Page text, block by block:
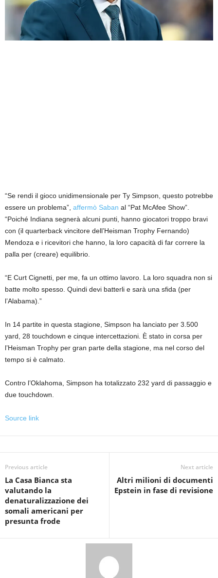
“Se rendi il gioco unidimensionale per Ty Simpson, questo potrebbe
essere un problema”, affermò Saban al “Pat McAfee Show”.
“Poiché Indiana segnerà alcuni punti, hanno giocatori troppo bravi
con (il quarterback vincitore dell’Heisman Trophy Fernando)
Mendoza e i ricevitori che hanno, la loro capacità di far correre la
palla per (creare) equilibrio.
“E Curt Cignetti, per me, fa un ottimo lavoro. La loro squadra non si
batte molto spesso. Quindi devi batterli e sarà una sfida (per
l’Alabama).”
In 14 partite in questa stagione, Simpson ha lanciato per 3.500
yard, 28 touchdown e cinque intercettazioni. È stato in corsa per
l’Heisman Trophy per gran parte della stagione, ma nel corso del
tempo si è calmato.
Contro l’Oklahoma, Simpson ha totalizzato 232 yard di passaggio e
due touchdown.
Source link
Previous article
La Casa Bianca sta
valutando la
denaturalizzazione dei
somali americani per
presunta frode
Next article
Altri milioni di documenti
Epstein in fase di revisione